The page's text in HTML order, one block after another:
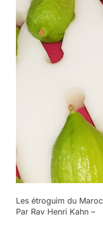
Les étroguim du Maroc
Par Rav Henri Kahn –